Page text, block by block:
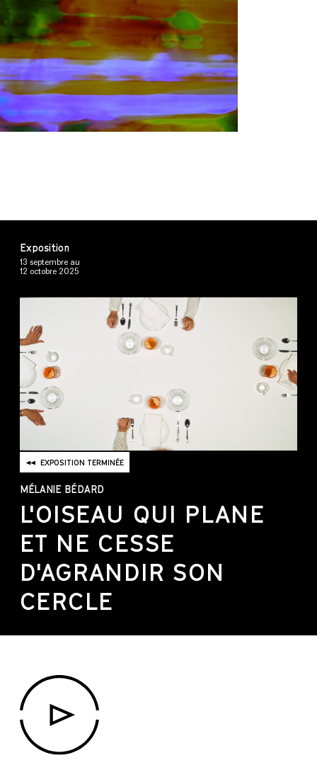
L'ALPINE / L'ÉCRAN
D'ÉPINGLES
DEVENIR MEMBRE
Exposition
13 septembre au
12 octobre 2025
EXPOSITION TERMINÉE
MÉLANIE BÉDARD
L'OISEAU QUI PLANE
ET NE CESSE
D'AGRANDIR SON
CERCLE